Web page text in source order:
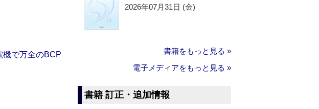
機で万全のBCP
2026年07月31日 (金)
書籍をもっと見る »
電子メディアをもっと見る »
書籍 訂正・追加情報